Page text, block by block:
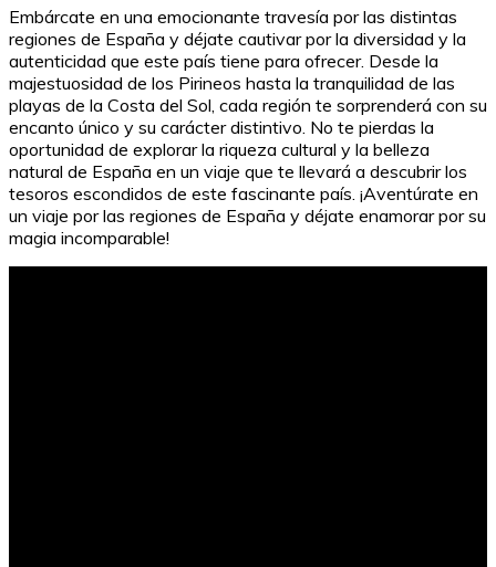
Embárcate en una emocionante travesía por las distintas
regiones de España y déjate cautivar por la diversidad y la
autenticidad que este país tiene para ofrecer. Desde la
majestuosidad de los Pirineos hasta la tranquilidad de las
playas de la Costa del Sol, cada región te sorprenderá con su
encanto único y su carácter distintivo. No te pierdas la
oportunidad de explorar la riqueza cultural y la belleza
natural de España en un viaje que te llevará a descubrir los
tesoros escondidos de este fascinante país. ¡Aventúrate en
un viaje por las regiones de España y déjate enamorar por su
magia incomparable!